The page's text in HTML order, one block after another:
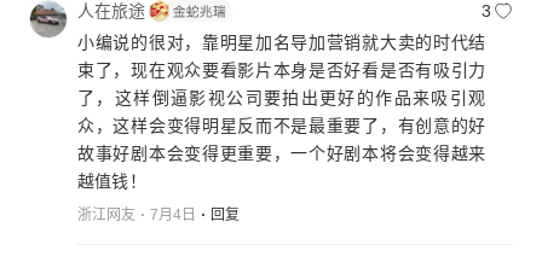
人在旅途
3
小编说的很对，靠明星加名导加营销就大卖的时代结
束了，现在观众要看影片本身是否好看是否有吸引力
了，这样倒逼影视公司要拍出更好的作品来吸引观
众，这样会变得明星反而不是最重要了，有创意的好
故事好剧本会变得更重要，一个好剧本将会变得越来
越值钱！
浙江网友 7月4日 回复